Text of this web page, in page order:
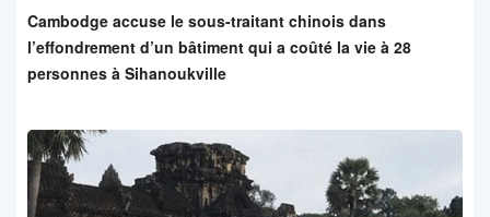
Cambodge accuse le sous-traitant chinois dans
l’effondrement d’un bâtiment qui a coûté la vie à 28
personnes à Sihanoukville